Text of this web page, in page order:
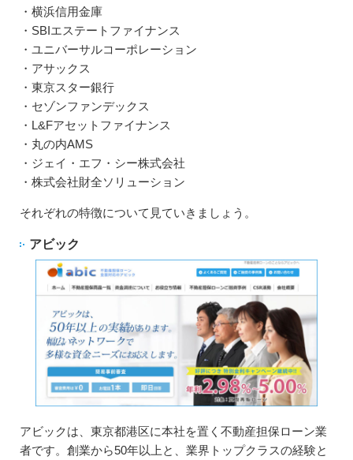
・横浜信用金庫
・SBIエステートファイナンス
・ユニバーサルコーポレーション
・アサックス
・東京スター銀行
・セゾンファンデックス
・L&Fアセットファイナンス
・丸の内AMS
・ジェイ・エフ・シー株式会社
・株式会社財全ソリューション
それぞれの特徴について見ていきましょう。
アビック
アビックは、東京都港区に本社を置く不動産担保ローン業
者です。創業から50年以上と、業界トップクラスの経験と